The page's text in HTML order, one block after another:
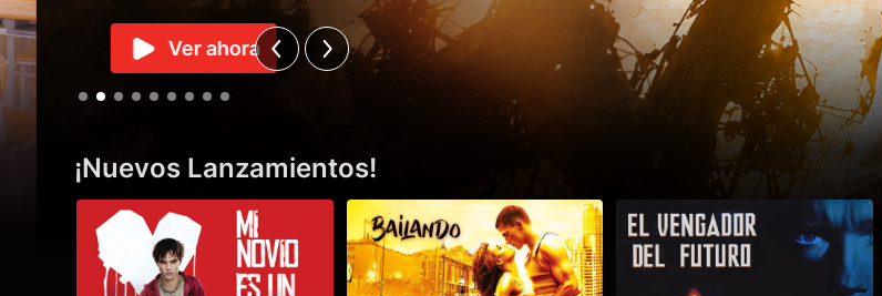
Ver ahora
¡Nuevos Lanzamientos!